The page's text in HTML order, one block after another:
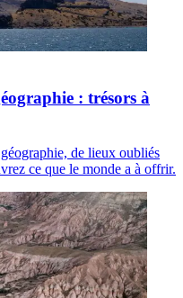
: trésors à
de lieux oubliés
ce que le monde a à offrir.